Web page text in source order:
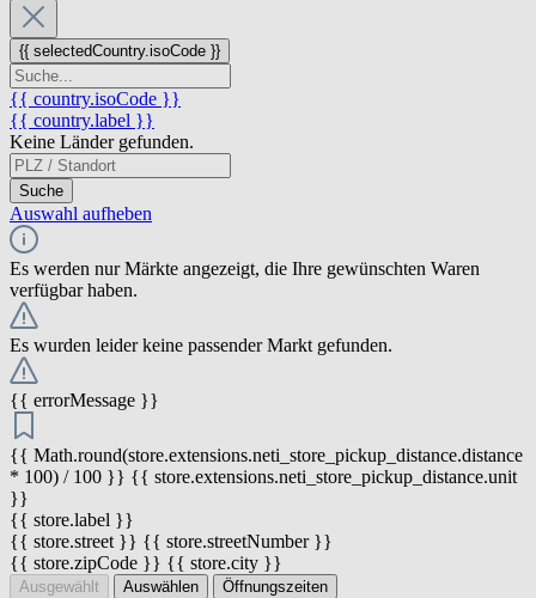
{{ selectedCountry.isoCode }}
{{ country.isoCode }}
{{ country.label }}
Keine Länder gefunden.
Suche
Auswahl aufheben
Es werden nur Märkte angezeigt, die Ihre gewünschten Waren
verfügbar haben.
Es wurden leider keine passender Markt gefunden.
{{ errorMessage }}
{{ Math.round(store.extensions.neti_store_pickup_distance.distance
* 100) / 100 }} {{ store.extensions.neti_store_pickup_distance.unit
}}
{{ store.label }}
{{ store.street }} {{ store.streetNumber }}
{{ store.zipCode }} {{ store.city }}
Ausgewählt Auswählen Öffnungszeiten